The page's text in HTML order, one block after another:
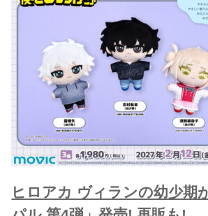
ヒロアカ ヴィランの幼少期